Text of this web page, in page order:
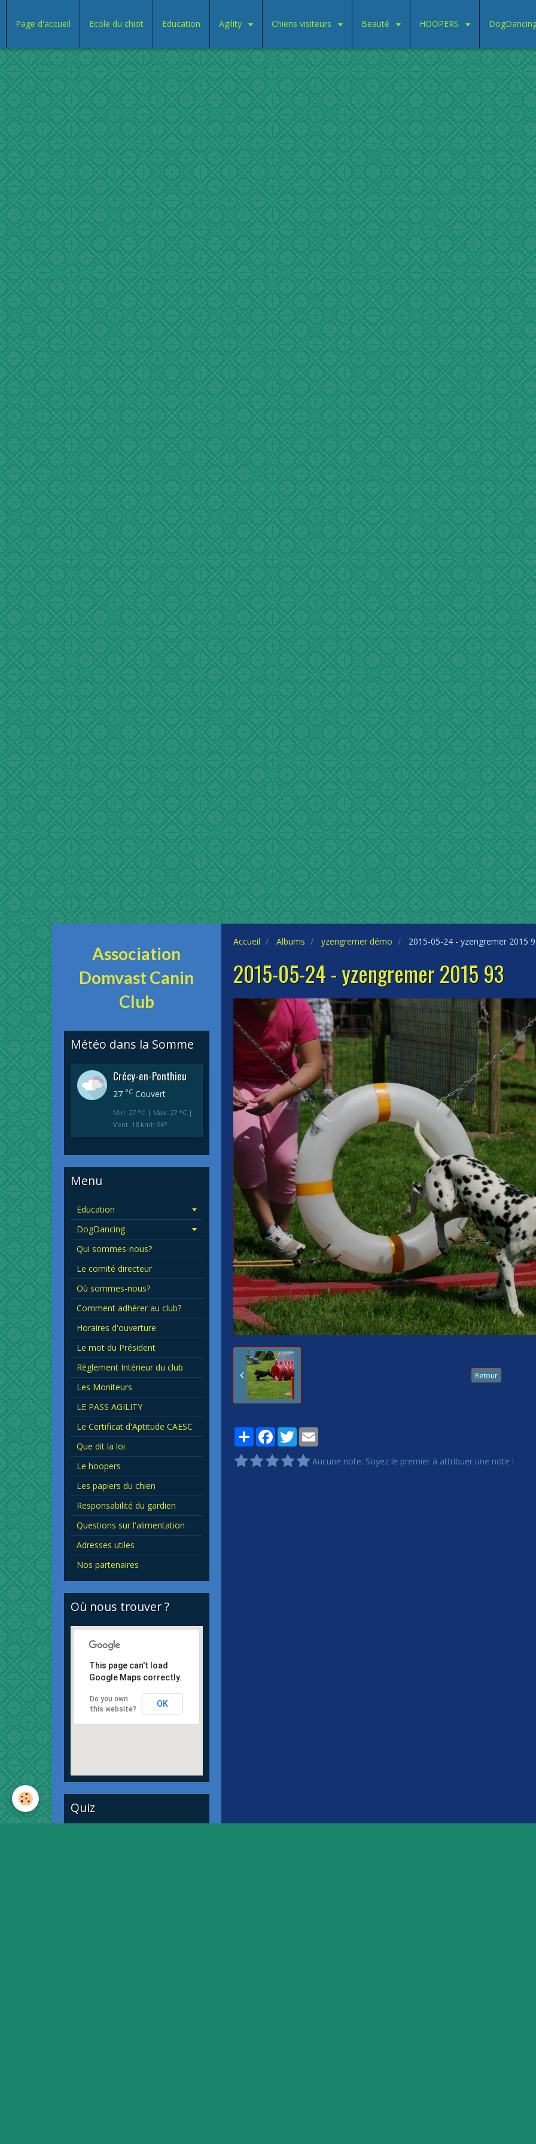
Page d'accueil Ecole du chiot Education Agility Chiens visiteurs Beauté HOOPERS
Accueil Albums yzengremer démo 2015-05-24 - yzengremer 2015
2015-05-24 - yzengremer 2015 93
Retour
PartagerFacebook
TwitterEmail
Aucune note. Soyez le premier à attribuer une note !
Association
Domvast Canin
Club
Météo dans la Somme
Crécy-en-Ponthieu
27 °C Couvert
Min: 27 °C | Max: 27 °C |
Vent: 18 kmh 96°
Menu
Education
DogDancing
Qui sommes-nous?
Le comité directeur
Où sommes-nous?
Comment adhérer au club?
Horaires d'ouverture
Le mot du Président
Règlement Intérieur du club
Les Moniteurs
LE PASS AGILITY
Le Certificat d'Aptitude CAESC
Que dit la loi
Le hoopers
Les papiers du chien
Responsabilité du gardien
Questions sur l'alimentation
Adresses utiles
Nos partenaires
Où nous trouver ?
This page can't load
Google Maps correctly.
Do you own
this website?
OK
Quiz